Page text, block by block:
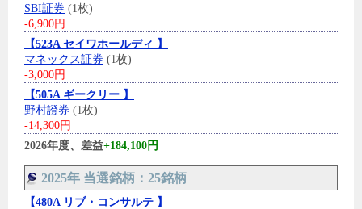
SBI証券 (1枚)
-6,900円
【523A セイワホールディ 】
マネックス証券 (1枚)
-3,000円
【505A ギークリー 】
野村證券 (1枚)
-14,300円
2026年度、差益+184,100円
2025年 当選銘柄：25銘柄
【480A リブ・コンサルテ 】